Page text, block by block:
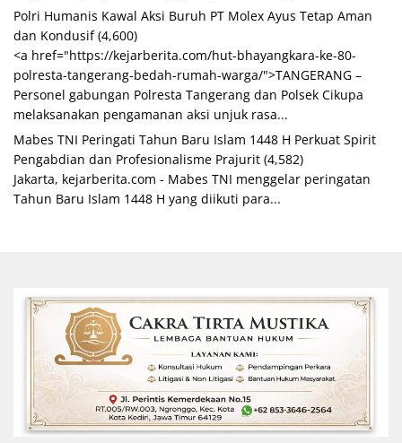
Polri Humanis Kawal Aksi Buruh PT Molex Ayus Tetap Aman
dan Kondusif (4,600)
<a href="https://kejarberita.com/hut-bhayangkara-ke-80-
polresta-tangerang-bedah-rumah-warga/">TANGERANG –
Personel gabungan Polresta Tangerang dan Polsek Cikupa
melaksanakan pengamanan aksi unjuk rasa...
Mabes TNI Peringati Tahun Baru Islam 1448 H Perkuat Spirit
Pengabdian dan Profesionalisme Prajurit (4,582)
Jakarta, kejarberita.com - Mabes TNI menggelar peringatan
Tahun Baru Islam 1448 H yang diikuti para...